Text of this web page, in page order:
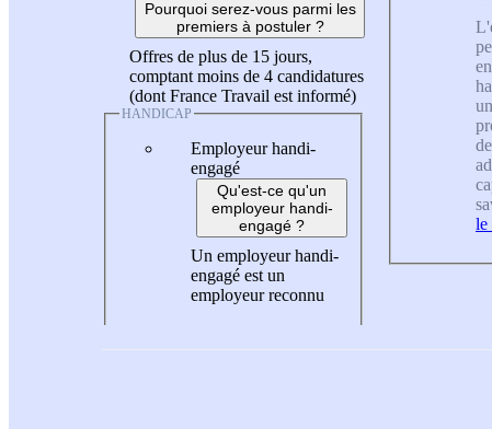
Pourquoi serez-vous parmi les
premiers à postuler ?
Offres de plus de 15 jours,
comptant moins de 4 candidatures
(dont France Travail est informé)
HANDICAP
Employeur handi-
engagé
Qu'est-ce qu'un
employeur handi-
engagé ?
Un employeur handi-
engagé est un
employeur reconnu
le